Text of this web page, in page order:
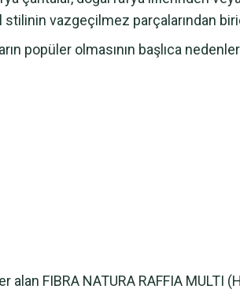
vazgeçilmez parçalarından
popüler olmasının başlıca
alan FIBRA NATURA RAFFIA